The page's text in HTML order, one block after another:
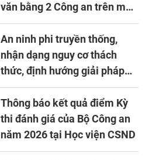
văn bằng 2 Công an trên máy
tính
An ninh phi truyền thống,
nhận dạng nguy cơ thách
thức, định hướng giải pháp
đảm bảo an ninh quốc gia
trong tình hình hiện nay
Thông báo kết quả điểm Kỳ
thi đánh giá của Bộ Công an
năm 2026 tại Học viện CSND